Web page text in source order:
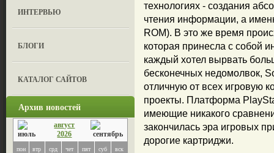
ИНТЕРВЬЮ
БЛОГИ
КАТАЛОГ САЙТОВ
Архив новостей
август
2026
пон втр срд чет пят суб вск
технологиях - создания
чтения информации, а
ROM). В это же время
которая принесла с собой
каждый хотел вырвать
бесконечных недомолвок,
отличную от всех игровую
проекты. Платформа
имеющие никакого
закончилась эра игровых
дорогие картриджи.